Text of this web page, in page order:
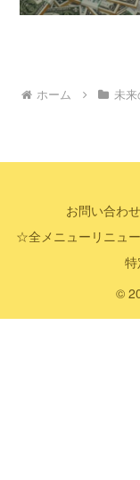
ホーム 未
お問い合わせ
☆全メニューリニュ
©